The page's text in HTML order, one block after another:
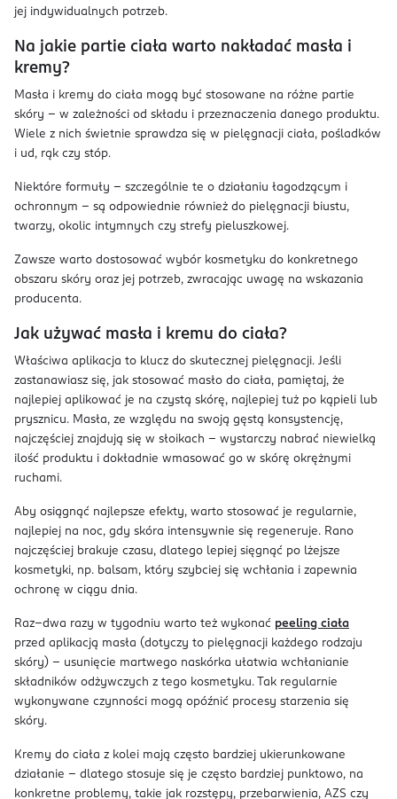
jej indywidualnych potrzeb.
Na jakie partie ciała warto nakładać masła i
kremy?
Masła i kremy do ciała mogą być stosowane na różne partie
skóry – w zależności od składu i przeznaczenia danego produktu.
Wiele z nich świetnie sprawdza się w pielęgnacji ciała, pośladków
i ud, rąk czy stóp.
Niektóre formuły – szczególnie te o działaniu łagodzącym i
ochronnym – są odpowiednie również do pielęgnacji biustu,
twarzy, okolic intymnych czy strefy pieluszkowej.
Zawsze warto dostosować wybór kosmetyku do konkretnego
obszaru skóry oraz jej potrzeb, zwracając uwagę na wskazania
producenta.
Jak używać masła i kremu do ciała?
Właściwa aplikacja to klucz do skutecznej pielęgnacji. Jeśli
zastanawiasz się, jak stosować masło do ciała, pamiętaj, że
najlepiej aplikować je na czystą skórę, najlepiej tuż po kąpieli lub
prysznicu. Masła, ze względu na swoją gęstą konsystencję,
najczęściej znajdują się w słoikach – wystarczy nabrać niewielką
ilość produktu i dokładnie wmasować go w skórę okrężnymi
ruchami.
Aby osiągnąć najlepsze efekty, warto stosować je regularnie,
najlepiej na noc, gdy skóra intensywnie się regeneruje. Rano
najczęściej brakuje czasu, dlatego lepiej sięgnąć po lżejsze
kosmetyki, np. balsam, który szybciej się wchłania i zapewnia
ochronę w ciągu dnia.
Raz–dwa razy w tygodniu warto też wykonać peeling ciała
przed aplikacją masła (dotyczy to pielęgnacji każdego rodzaju
skóry) – usunięcie martwego naskórka ułatwia wchłanianie
składników odżywczych z tego kosmetyku. Tak regularnie
wykonywane czynności mogą opóźnić procesy starzenia się
skóry.
Kremy do ciała z kolei mają często bardziej ukierunkowane
działanie – dlatego stosuje się je często bardziej punktowo, na
konkretne problemy, takie jak rozstępy, przebarwienia, AZS czy